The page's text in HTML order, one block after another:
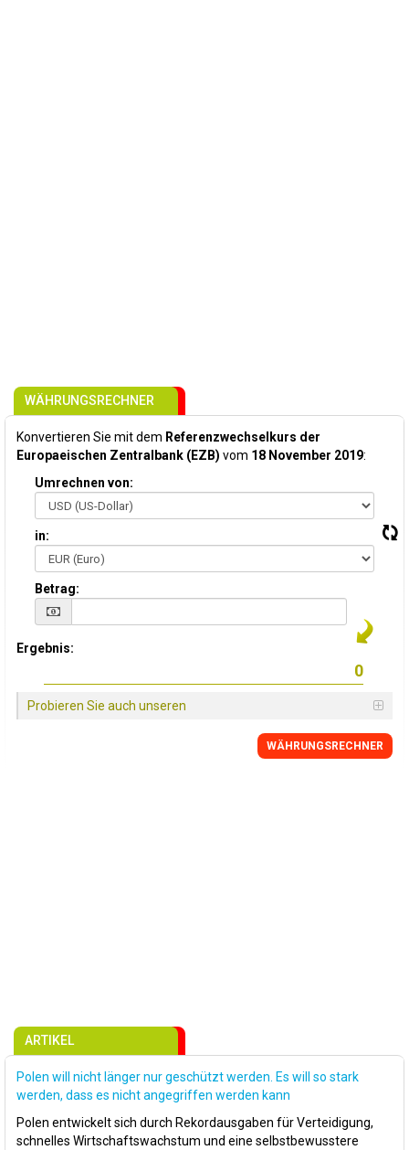
WÄHRUNGSRECHNER
Konvertieren Sie mit dem Referenzwechselkurs der
Europaeischen Zentralbank (EZB) vom 18 November 2019:
Umrechnen von:
in:
Betrag:
Ergebnis:
Probieren Sie auch unseren
WÄHRUNGSRECHNER
ARTIKEL
Polen will nicht länger nur geschützt werden. Es will so stark
werden, dass es nicht angegriffen werden kann
Polen entwickelt sich durch Rekordausgaben für Verteidigung,
schnelles Wirtschaftswachstum und eine selbstbewusstere